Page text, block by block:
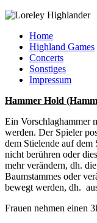
Home
Highland Games
Concerts
Sonstiges
Impressum
Hammer Hold
Ein Vorschlaghammer
werden. Der Spieler
dem Stielende auf
nicht berühren oder
mehr verändern, dh.
Baumstammes oder
bewegt werden, dh.
Frauen nehmen einen